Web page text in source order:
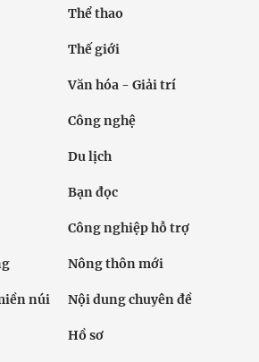
Thể thao
Thế giới
Văn hóa - Giải trí
Công nghệ
Du lịch
Bạn đọc
Công nghiệp hỗ trợ
Nông thôn mới
núi Nội dung chuyên đề
Hồ sơ